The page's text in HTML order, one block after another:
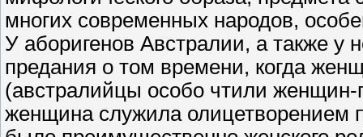
многих современных народов,
У аборигенов Австралии, а также у
предания о том времени, когда
(австралийцы особо чтили
женщина служила олицетворением